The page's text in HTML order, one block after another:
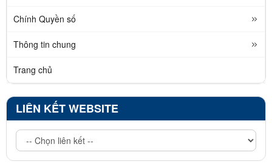
Chính Quyền số
Thông tin chung
Trang chủ
LIÊN KẾT WEBSITE